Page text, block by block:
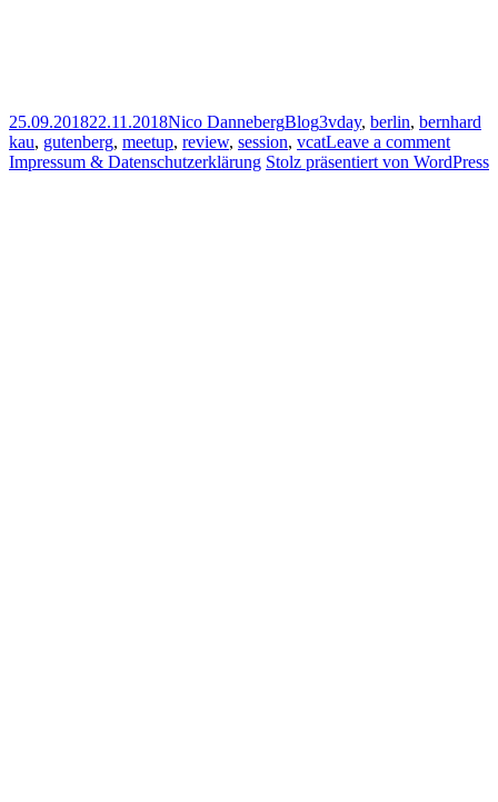
Veröffentlicht
am
25.09.201822.11.2018Autor
Nico DannebergKategorien
BlogSchlagwörter
3vday, berlin, bernhard
kau, gutenberg, meetup, review, session, vcatLeave a comment
Impressum & Datenschutzerklärung Stolz präsentiert von WordPress